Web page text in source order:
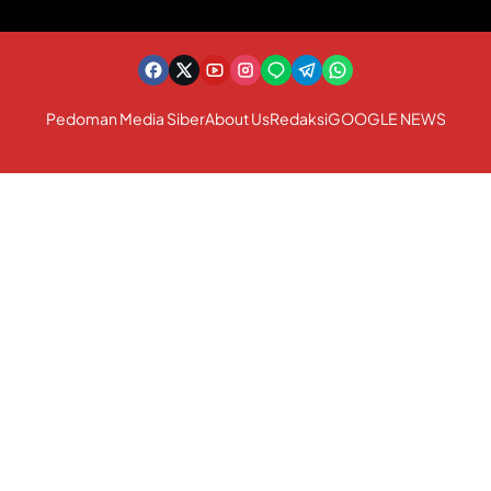
Pedoman Media SiberAbout UsRedaksiGOOGLE NEWS